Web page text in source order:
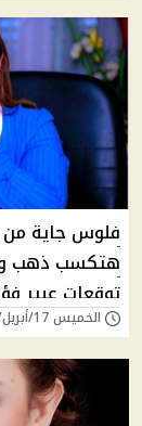
هتكسب ذهب
توقعات عبير
الخميس 17/أبريل/2025 - 10:16 م